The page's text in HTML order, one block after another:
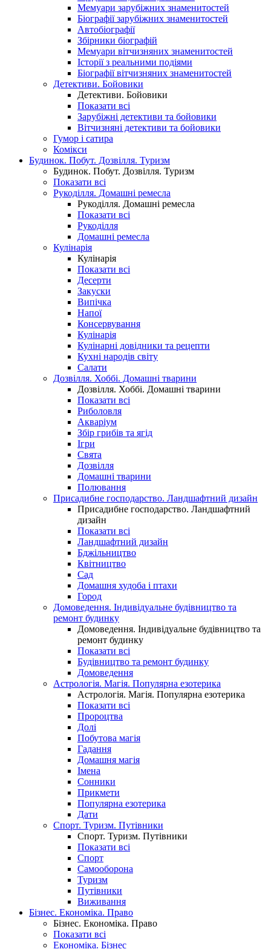
Мемуари зарубіжних знаменитостей
Біографії зарубіжних знаменитостей
Автобіографії
Збірники біографій
Мемуари вітчизняних знаменитостей
Історії з реальними подіями
Біографії вітчизняних знаменитостей
Детективи. Бойовики
Детективи. Бойовики
Показати всі
Зарубіжні детективи та бойовики
Вітчизняні детективи та бойовики
Гумор і сатира
Комікси
Будинок. Побут. Дозвілля. Туризм
Будинок. Побут. Дозвілля. Туризм
Показати всі
Рукоділля. Домашні ремесла
Рукоділля. Домашні ремесла
Показати всі
Рукоділля
Домашні ремесла
Кулінарія
Кулінарія
Показати всі
Десерти
Закуски
Випічка
Напої
Консервування
Кулінарія
Кулінарні довідники та рецепти
Кухні народів світу
Салати
Дозвілля. Хоббі. Домашні тварини
Дозвілля. Хоббі. Домашні тварини
Показати всі
Риболовля
Акваріум
Збір грибів та ягід
Ігри
Свята
Дозвілля
Домашні тварини
Полювання
Присадибне господарство. Ландшафтний дизайн
Присадибне господарство. Ландшафтний
дизайн
Показати всі
Ландшафтний дизайн
Бджільництво
Квітництво
Сад
Домашня худоба і птахи
Город
Домоведення. Індивідуальне будівництво та
ремонт будинку
Домоведення. Індивідуальне будівництво та
ремонт будинку
Показати всі
Будівництво та ремонт будинку
Домоведення
Астрологія. Магія. Популярна езотерика
Астрологія. Магія. Популярна езотерика
Показати всі
Пророцтва
Долі
Побутова магія
Гадання
Домашня магія
Імена
Сонники
Прикмети
Популярна езотерика
Дати
Спорт. Туризм. Путівники
Спорт. Туризм. Путівники
Показати всі
Спорт
Самооборона
Туризм
Путівники
Виживання
Бізнес. Економіка. Право
Бізнес. Економіка. Право
Показати всі
Економіка. Бізнес